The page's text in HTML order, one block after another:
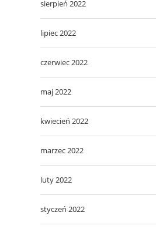
sierpień 2022
lipiec 2022
czerwiec 2022
maj 2022
kwiecień 2022
marzec 2022
luty 2022
styczeń 2022